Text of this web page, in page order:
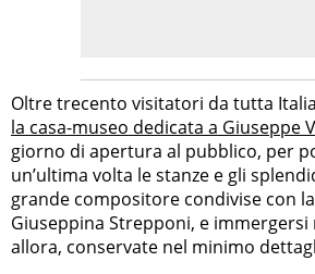
Oltre trecento visitatori da tutta
la casa-museo dedicata a Giuseppe
giorno di apertura al pubblico, per
un’ultima volta le stanze e gli
grande compositore condivise con
Giuseppina Strepponi, e
allora, conservate nel minimo